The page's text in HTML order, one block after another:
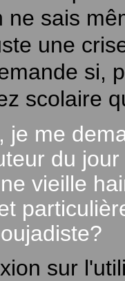
ne sais
une
si,
scolaire
je me
du
vieille
sur